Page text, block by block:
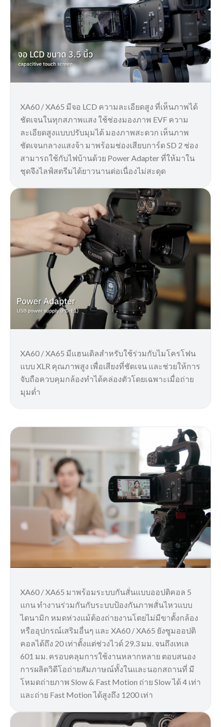
XA60 / XA65 มีจอ LCD ความละเอียดสูง ที่เห็นภาพได้
ชัดเจนในทุกสภาพแสง ใช้ช่องมองภาพ EVF ความ
ละเอียดสูงแบบปรับมุมได้ มองภาพสะดวก เห็นภาพ
ชัดเจนกลางแสงจ้า มาพร้อมช่องเสียบการ์ด SD 2 ช่อง
สามารถใช้กับไฟบ้านด้วย Power Adapter ที่ให้มาใน
ชุดจึงไลฟ์สตรีมได้ยาวนานต่อเนื่องไม่สะดุด
XA60 / XA65 มีแฮนเดิลสำหรับใช้ร่วมกับไมโครโฟน
แบบ XLR คุณภาพสูง เพื่อเสียงที่ชัดเจน และช่วยให้การ
จับถือควบคุมกล้องทำได้คล่องตัวโดยเฉพาะเมื่อถ่าย
มุมต่ำ
XA60 / XA65 มาพร้อมระบบกันสั่นแบบออปติคอล 5
แกน ทำงานร่วมกันกับระบบป้องกันภาพสั่นไหวแบบ
ไดนามิก หมดห่วงแม้ต้องถ่ายงานโดยไม่มีขาตั้งกล้อง
หรืออุปกรณ์เสริมอื่นๆ และ XA60 / XA65 ยังซูมออปติ
คอลได้ถึง 20 เท่าตั้งแต่ช่วงไวด์ 29.3 มม. จนถึงเทเล
601 มม. ครอบคลุมการใช้งานหลากหลาย ตอบสนอง
การผลิตวิดีโอถ่ายสัมภาษณ์ทั้งในและนอกสถานที่ มี
โหมดถ่ายภาพ Slow & Fast Motion ถ่าย Slow ได้ 4 เท่า
และถ่าย Fast Motion ได้สูงถึง 1200 เท่า